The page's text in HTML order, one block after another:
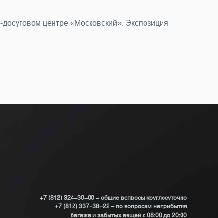
центре «Московский». Экспозиция
+7 (812) 324-30-00 - общие вопросы круглосуточно
+7 (812) 337-38-22 – по вопросам неприбытия
багажа и забытых вещей с 08:00 до 20:00